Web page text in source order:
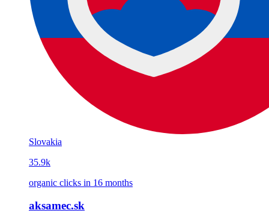
Slovakia
35.9k
organic clicks in 16 months
aksamec.sk